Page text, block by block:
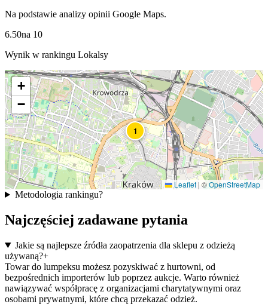
Na podstawie analizy opinii Google Maps.
6.50na 10
Wynik w rankingu Lokalsy
1
+
−
Leaflet | ©OpenStreetMap
Metodologia rankingu?
Najczęściej zadawane pytania
Jakie są najlepsze źródła zaopatrzenia dla sklepu z odzieżą
używaną?+
Towar do lumpeksu możesz pozyskiwać z hurtowni, od
bezpośrednich importerów lub poprzez aukcje. Warto również
nawiązywać współpracę z organizacjami charytatywnymi oraz
osobami prywatnymi, które chcą przekazać odzież.